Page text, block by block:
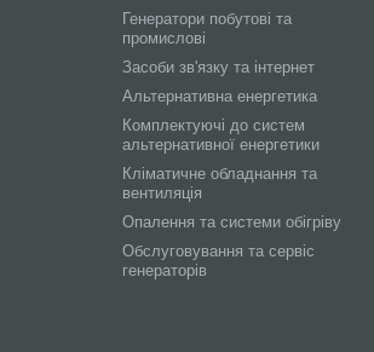
Генератори побутові та
промислові
Засоби зв'язку та інтернет
Альтернативна енергетика
Комплектуючі до систем
альтернативної енергетики
Кліматичне обладнання та
вентиляція
Опалення та системи обігріву
Обслуговування та сервіс
генераторів